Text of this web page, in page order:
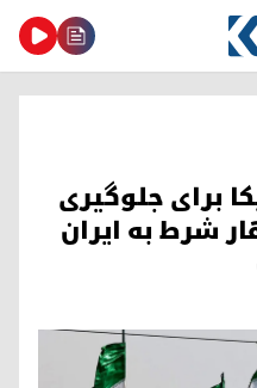
برای جلوگیری
شرط به ایران